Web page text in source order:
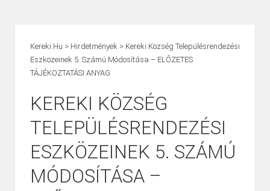
Kereki.hu > Hirdetmények > Kereki Község Településrendezési
Eszközeinek 5. Számú Módosítása – ELŐZETES
TÁJÉKOZTATÁSI ANYAG
KEREKI KÖZSÉG
TELEPÜLÉSRENDEZÉSI
ESZKÖZEINEK 5. SZÁMÚ
MÓDOSÍTÁSA –